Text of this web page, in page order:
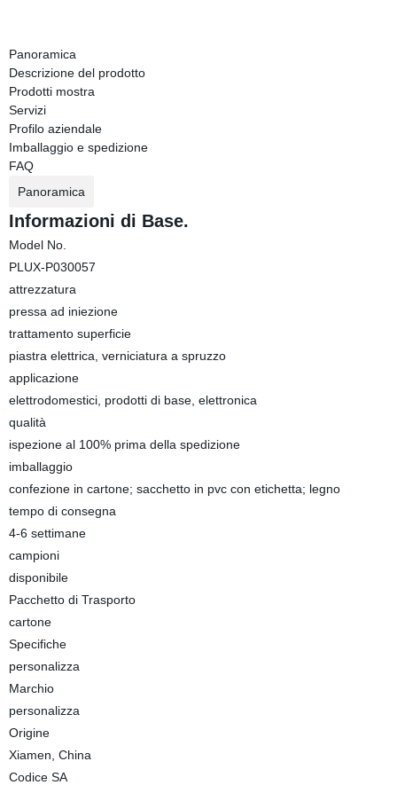
Panoramica
Descrizione del prodotto
Prodotti mostra
Servizi
Profilo aziendale
Imballaggio e spedizione
FAQ
Panoramica
Informazioni di Base.
Model No.
PLUX-P030057
attrezzatura
pressa ad iniezione
trattamento superficie
piastra elettrica, verniciatura a spruzzo
applicazione
elettrodomestici, prodotti di base, elettronica
qualità
ispezione al 100% prima della spedizione
imballaggio
confezione in cartone; sacchetto in pvc con etichetta; legno
tempo di consegna
4-6 settimane
campioni
disponibile
Pacchetto di Trasporto
cartone
Specifiche
personalizza
Marchio
personalizza
Origine
Xiamen, China
Codice SA